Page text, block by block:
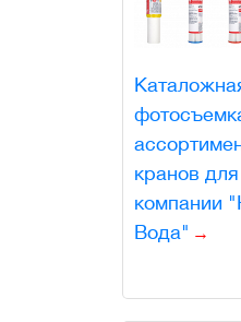
кранов для
компании
Вода"